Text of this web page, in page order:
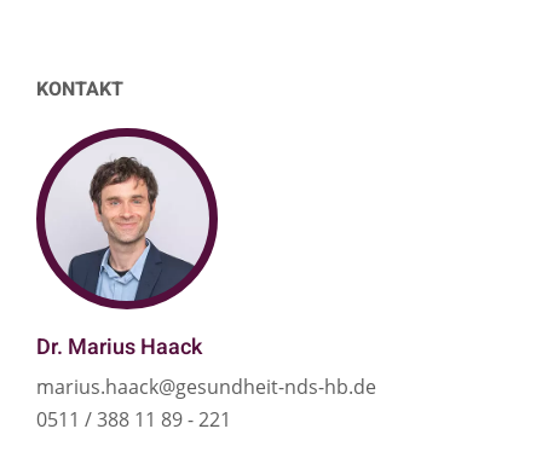
KONTAKT
Dr. Marius Haack
marius.haack@gesundheit-nds-hb.de
0511 / 388 11 89 - 221